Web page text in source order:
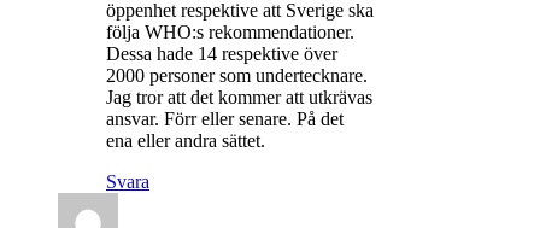
öppenhet respektive att Sverige ska
följa WHO:s rekommendationer.
Dessa hade 14 respektive över
2000 personer som undertecknare.
Jag tror att det kommer att utkrävas
ansvar. Förr eller senare. På det
ena eller andra sättet.
Svara